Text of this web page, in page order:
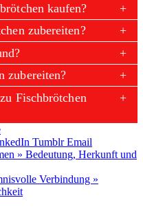
kaufen?
zubereiten?
zubereiten?
Fischbrötchen
Tumblr Email
» Bedeutung, Herkunft und
Verbindung »